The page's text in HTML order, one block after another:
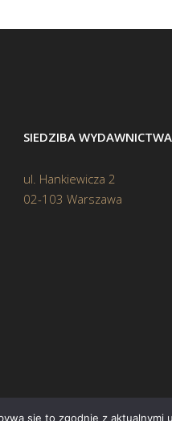
SIEDZIBA WYDAWNICTWA
ul. Hankiewicza 2
02-103 Warszawa
się to zgodnie z